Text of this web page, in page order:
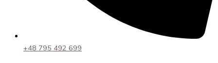
+48 795 492 699